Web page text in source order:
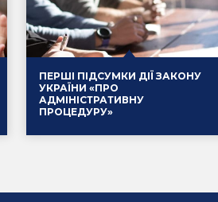
ПЕРШІ ПІДСУМКИ ДІЇ ЗАКОНУ
УКРАЇНИ «ПРО
АДМІНІСТРАТИВНУ
ПРОЦЕДУРУ»